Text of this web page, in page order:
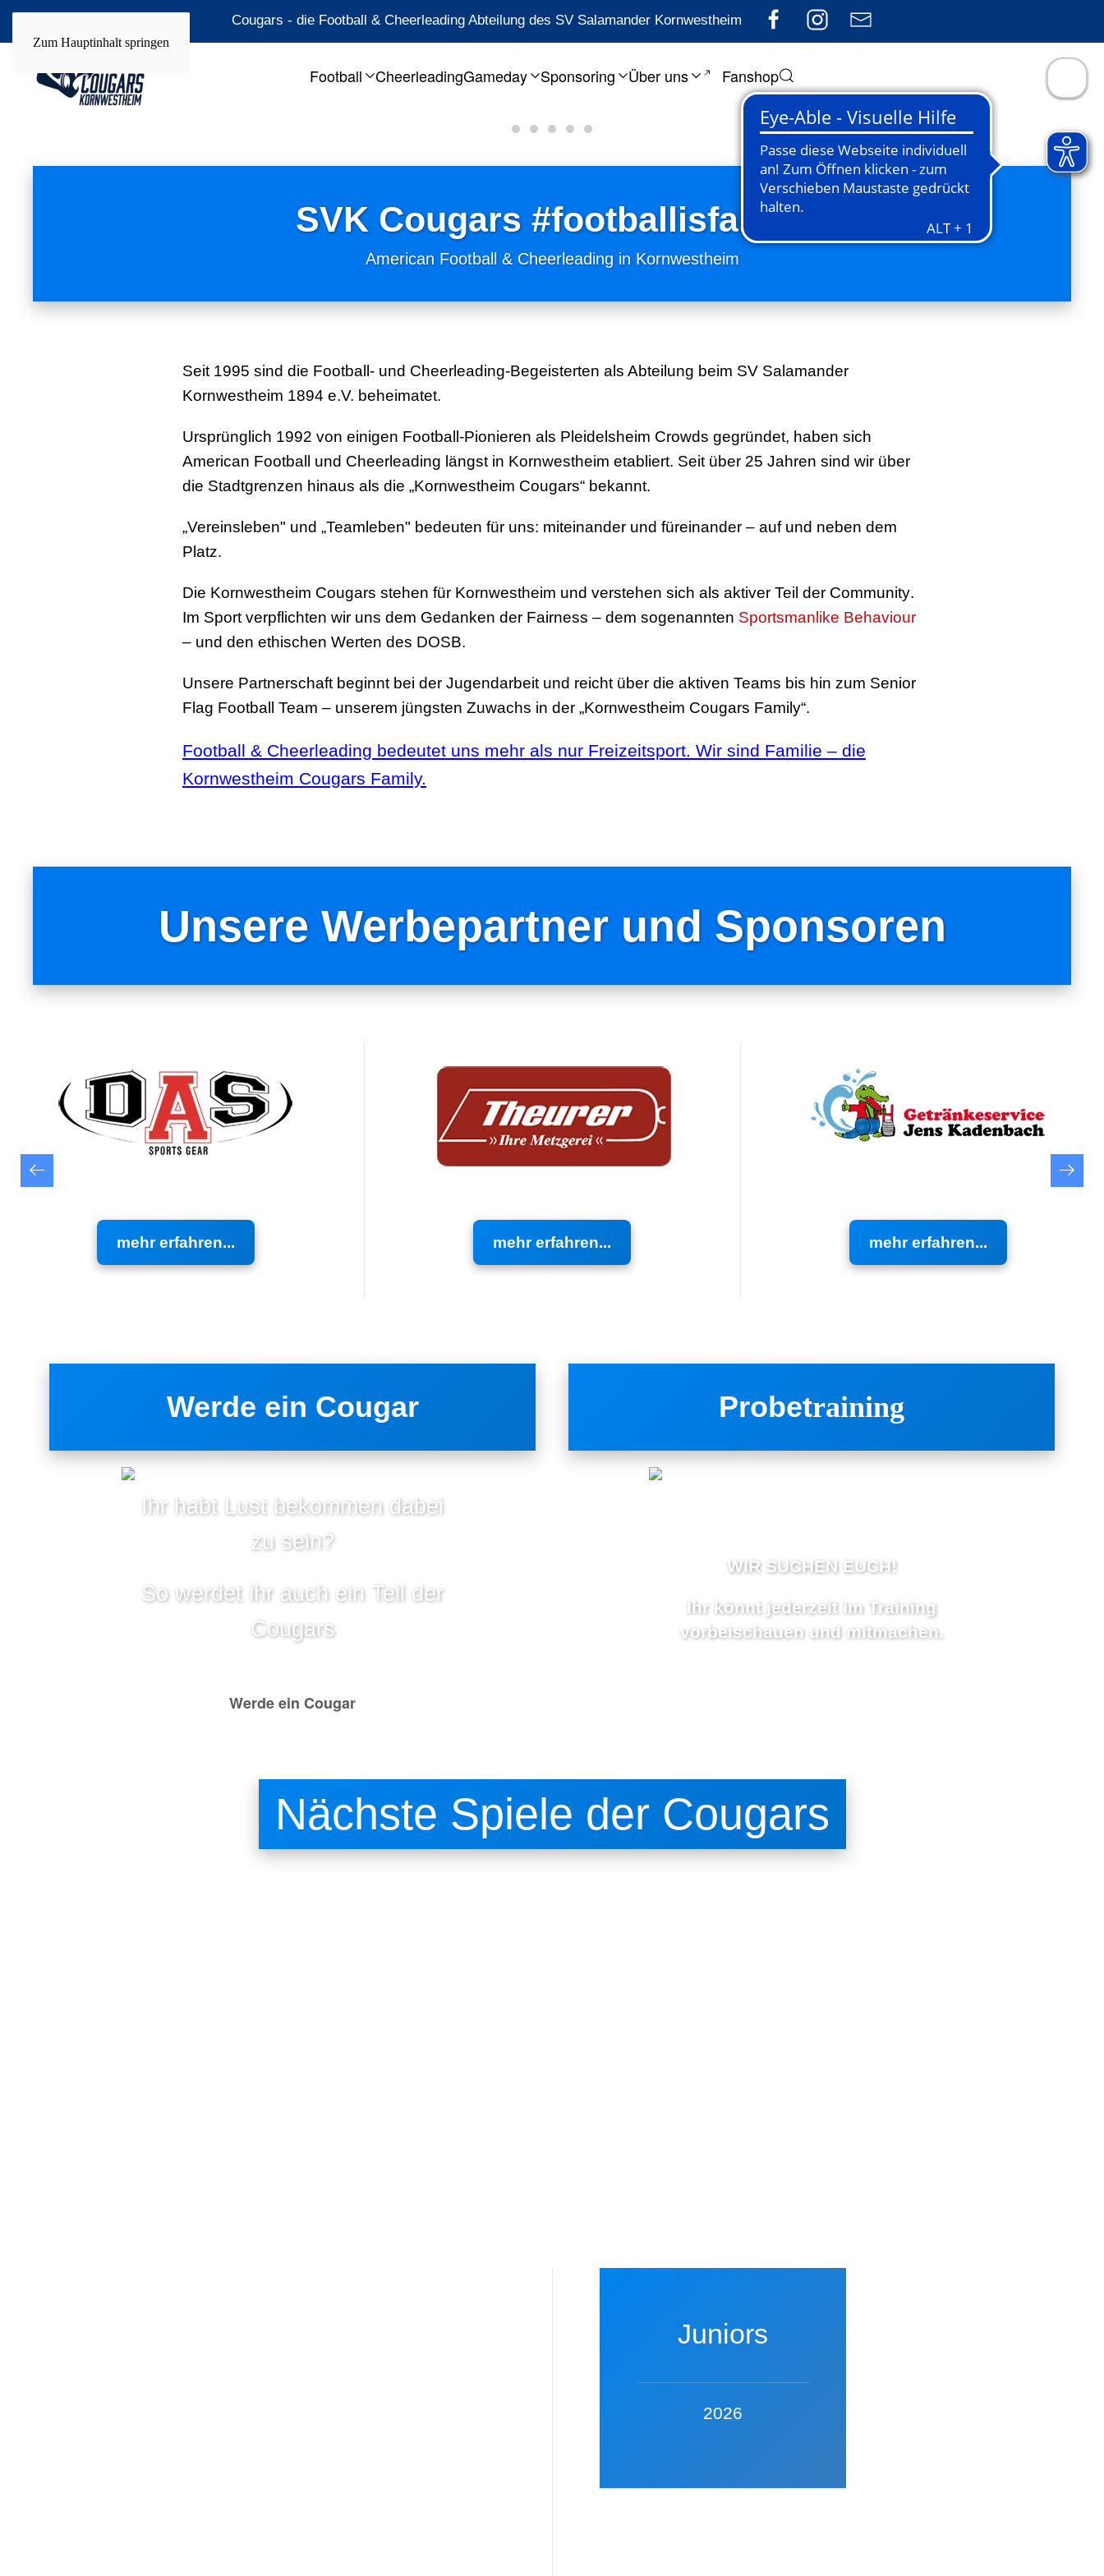
Zum Hauptinhalt springen
Cougars - die Football & Cheerleading Abteilung des SV Salamander Kornwestheim
Football CheerleadingGameday Sponsoring Über uns Fanshop
American Football - Cougars
Power und Technik
Vertrauen und Teamgeist
Disziplin und Motivation
Eine Community
SVK Cougars #footballisfamily
American Football & Cheerleading in Kornwestheim
Seit 1995 sind die Football- und Cheerleading-Begeisterten als Abteilung beim SV Salamander
Kornwestheim 1894 e.V. beheimatet.
Ursprünglich 1992 von einigen Football-Pionieren als Pleidelsheim Crowds gegründet, haben sich
American Football und Cheerleading längst in Kornwestheim etabliert. Seit über 25 Jahren sind wir über
die Stadtgrenzen hinaus als die „Kornwestheim Cougars“ bekannt.
„Vereinsleben" und „Teamleben" bedeuten für uns: miteinander und füreinander – auf und neben dem
Platz.
Die Kornwestheim Cougars stehen für Kornwestheim und verstehen sich als aktiver Teil der Community.
Im Sport verpflichten wir uns dem Gedanken der Fairness – dem sogenannten Sportsmanlike Behaviour
– und den ethischen Werten des DOSB.
Unsere Partnerschaft beginnt bei der Jugendarbeit und reicht über die aktiven Teams bis hin zum Senior
Flag Football Team – unserem jüngsten Zuwachs in der „Kornwestheim Cougars Family“.
Football & Cheerleading bedeutet uns mehr als nur Freizeitsport. Wir sind Familie – die
Kornwestheim Cougars Family.
Unsere Werbepartner und Sponsoren
mehr erfahren... mehr erfahren... mehr erfahren...
Werde ein Cougar
Ihr habt Lust bekommen dabei
zu sein?
So werdet ihr auch ein Teil der
Cougars
Werde ein Cougar
Probetraining
WIR SUCHEN EUCH!
Ihr könnt jederzeit im Training
vorbeischauen und mitmachen.
Nächste Spiele der Cougars
Juniors
2026